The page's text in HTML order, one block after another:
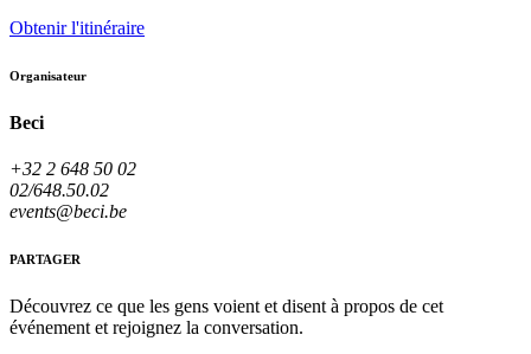
Obtenir l'itinéraire
Organisateur
Beci
+32 2 648 50 02
02/648.50.02
events@beci.be
PARTAGER
Découvrez ce que les gens voient et disent à propos de cet
événement et rejoignez la conversation.